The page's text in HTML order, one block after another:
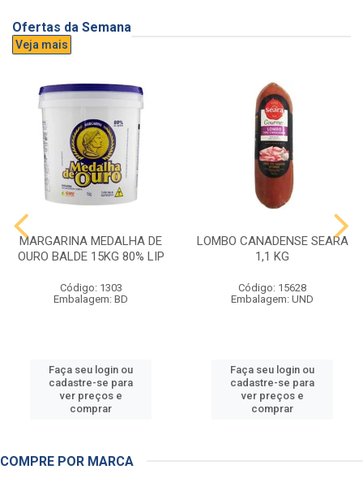
Ofertas da Semana
Veja mais
MARGARINA MEDALHA DE
OURO BALDE 15KG 80% LIP
Código: 1303
Embalagem: BD
Faça seu login ou
cadastre-se para
ver preços e
comprar
LOMBO CANADENSE SEARA
1,1 KG
Código: 15628
Embalagem: UND
Faça seu login ou
cadastre-se para
ver preços e
comprar
COMPRE POR MARCA